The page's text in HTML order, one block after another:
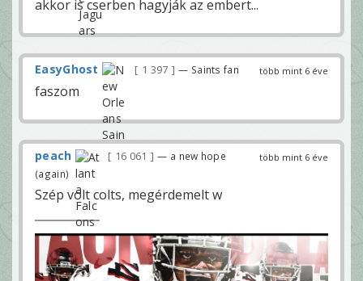
akkor is cserben hagyják az embert...
több mint 6 éve
EasyGhost 1 397 — Saints fan
faszom
több mint 6 éve
peach 16 061
— a new hope
(again)
Szép volt colts, megérdemelt w